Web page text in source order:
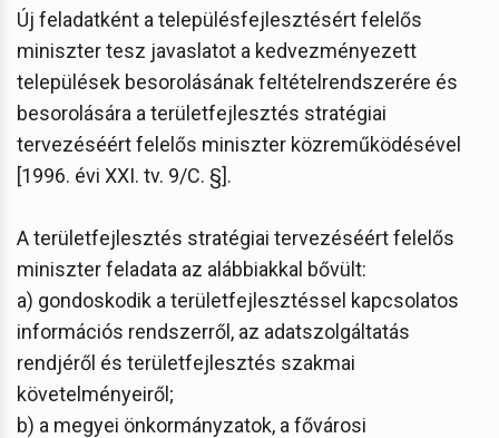
Új feladatként a településfejlesztésért felelős
miniszter tesz javaslatot a kedvezményezett
települések besorolásának feltételrendszerére és
besorolására a területfejlesztés stratégiai
tervezéséért felelős miniszter közreműködésével
[1996. évi XXI. tv. 9/C. §].
A területfejlesztés stratégiai tervezéséért felelős
miniszter feladata az alábbiakkal bővült:
a) gondoskodik a területfejlesztéssel kapcsolatos
információs rendszerről, az adatszolgáltatás
rendjéről és területfejlesztés szakmai
követelményeiről;
b) a megyei önkormányzatok, a fővárosi